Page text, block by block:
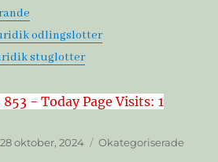
odlingslotter
stuglotter
- Today Page Visits: 1
Publicerat
28 oktober, 2024 Kategorier
Okategoriserade